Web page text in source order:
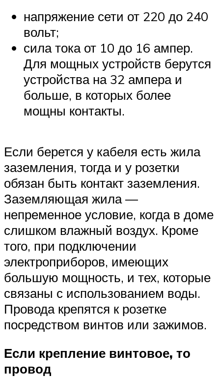
напряжение сети от 220 до 240
вольт;
сила тока от 10 до 16 ампер.
Для мощных устройств берутся
устройства на 32 ампера и
больше, в которых более
мощны контакты.
Если берется у кабеля есть жила
заземления, тогда и у розетки
обязан быть контакт заземления.
Заземляющая жила —
непременное условие, когда в доме
слишком влажный воздух. Кроме
того, при подключении
электроприборов, имеющих
большую мощность, и тех, которые
связаны с использованием воды.
Провода крепятся к розетке
посредством винтов или зажимов.
Если крепление винтовое, то
провод